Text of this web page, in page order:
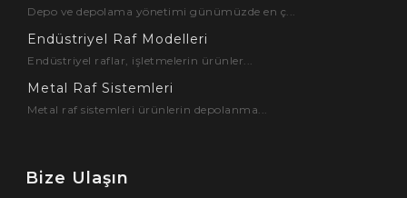
Depo ve depolama yönetimi günümüzde en ç...
Endüstriyel Raf Modelleri
Endüstriyel raflar, işletmelerin ürünler...
Metal Raf Sistemleri
Metal raf sistemleri ürünlerin depolanma...
Bize Ulaşın